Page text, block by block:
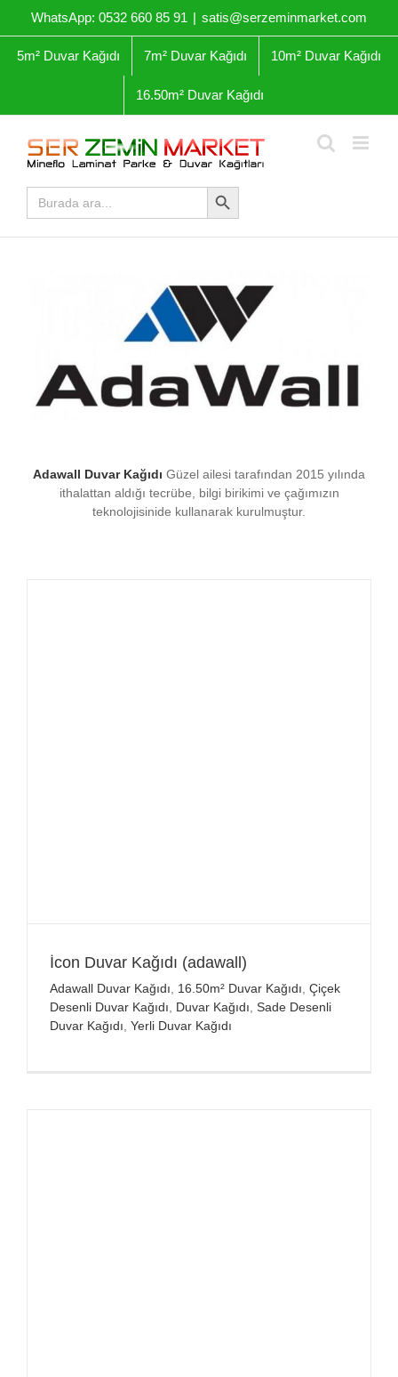
WhatsApp: 0532 660 85 91 | satis@serzeminmarket.com
5m² Duvar Kağıdı 7m² Duvar Kağıdı 10m² Duvar Kağıdı
16.50m² Duvar Kağıdı
Arama
yap:
Arama Butonu
Adawall Duvar Kağıdı Güzel ailesi tarafından 2015 yılında
ithalattan aldığı tecrübe, bilgi birikimi ve çağımızın
teknolojisinide kullanarak kurulmuştur.
İcon Duvar Kağıdı (adawall)
Adawall Duvar Kağıdı, 16.50m² Duvar Kağıdı, Çiçek
Desenli Duvar Kağıdı, Duvar Kağıdı, Sade Desenli
Duvar Kağıdı, Yerli Duvar Kağıdı